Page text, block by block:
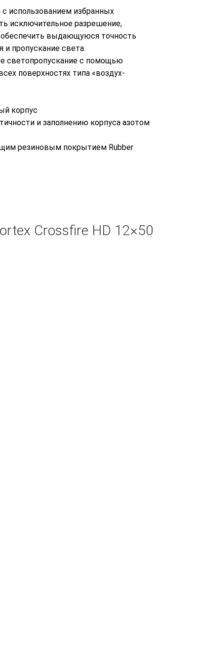
использованием избранных
исключительное разрешение,
выдающуюся точность
и пропускание света.
светопропускание с помощью
поверхностях типа «воздух-
корпус
и заполнению корпуса азотом
резиновым покрытием Rubber
Crossfire HD 12×50